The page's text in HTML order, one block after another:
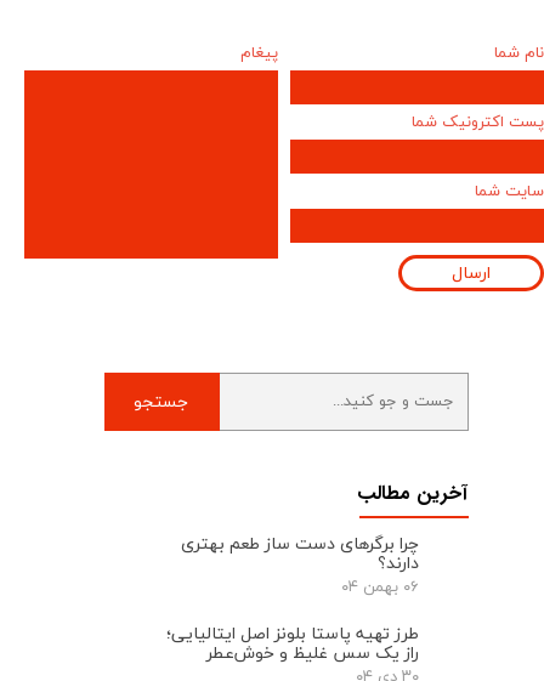
نام شما
پست اکترونیک شما
سایت شما
پیغام
ارسال
آخرین مطالب
چرا برگرهای دست ‌ساز طعم بهتری
دارند؟
۰۶ بهمن ۰۴
طرز تهیه پاستا بلونز اصل ایتالیایی؛
راز یک سس غلیظ و خوش‌عطر
۳۰ دی ۰۴
جستجو